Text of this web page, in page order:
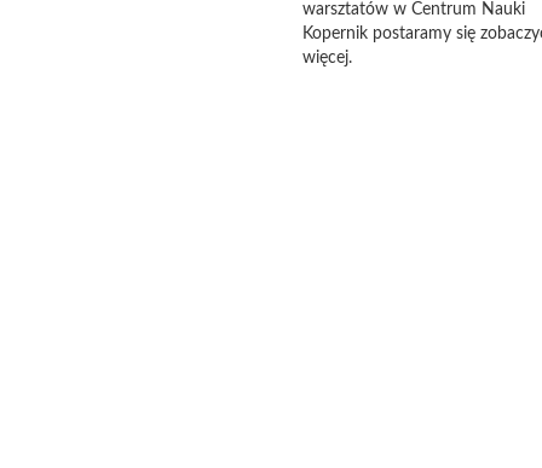
warsztatów w Centrum Nauki
Kopernik postaramy się
więcej.